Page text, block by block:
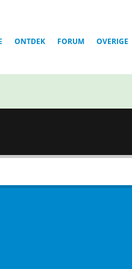
ONTDEK FORUM OVERIGE